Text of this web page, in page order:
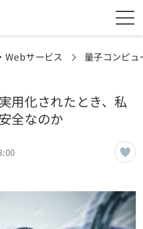
Webサービス 量子コンピ
用化されたとき、私
全なのか